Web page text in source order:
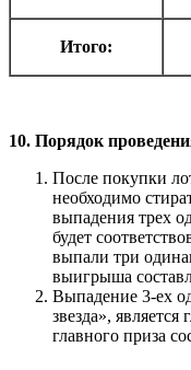
Итого:
10. Порядок
После покупки
необходимо
выпадения трех
будет
выпали три
выигрыша
Выпадение 3-ех
звезда»,
главного приза